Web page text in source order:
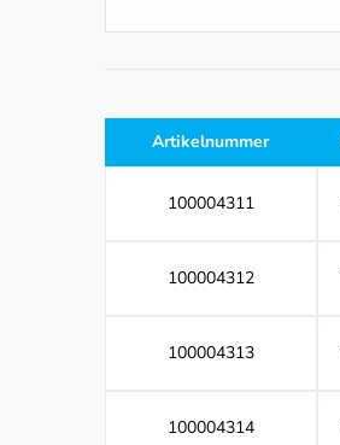
Artikelnummer
100004311
100004312
100004313
100004314